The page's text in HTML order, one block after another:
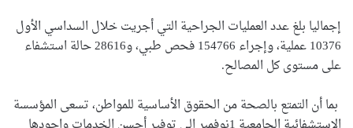
إجماليا بلغ عدد العمليات الجراحية التي أجريت خلال السداسي الأول
10376 عملية، وإجراء 154766 فحص طبي، و28616 حالة استشفاء
على مستوى كل المصالح.
بما أن التمتع بالصحة من الحقوق الأساسية للمواطن، تسعى المؤسسة